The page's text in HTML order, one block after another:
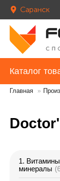
Саранск
Каталог
Главная »
1.
минералы